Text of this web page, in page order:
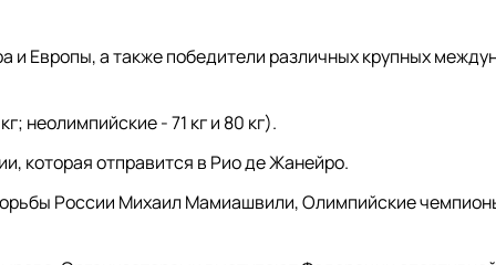
и Европы, а также победители различных крупных
неолимпийские - 71 кг и 80 кг).
которая отправится в Рио де Жанейро.
России Михаил Мамиашвили, Олимпийские